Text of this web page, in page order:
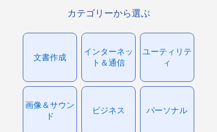
カテゴリーから選ぶ
文書作成
インターネッ
ト＆通信
ユーティリテ
ィ
画像＆サウン
ド
ビジネス パーソナル